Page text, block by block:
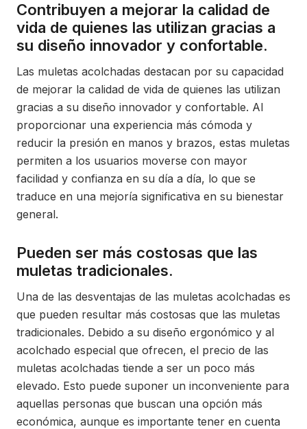
Contribuyen a mejorar la calidad de
vida de quienes las utilizan gracias a
su diseño innovador y confortable.
Las muletas acolchadas destacan por su capacidad
de mejorar la calidad de vida de quienes las utilizan
gracias a su diseño innovador y confortable. Al
proporcionar una experiencia más cómoda y
reducir la presión en manos y brazos, estas muletas
permiten a los usuarios moverse con mayor
facilidad y confianza en su día a día, lo que se
traduce en una mejoría significativa en su bienestar
general.
Pueden ser más costosas que las
muletas tradicionales.
Una de las desventajas de las muletas acolchadas es
que pueden resultar más costosas que las muletas
tradicionales. Debido a su diseño ergonómico y al
acolchado especial que ofrecen, el precio de las
muletas acolchadas tiende a ser un poco más
elevado. Esto puede suponer un inconveniente para
aquellas personas que buscan una opción más
económica, aunque es importante tener en cuenta